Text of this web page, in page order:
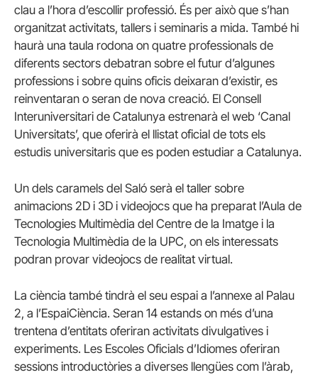
clau a l’hora d’escollir professió. És per això que s’han
organitzat activitats, tallers i seminaris a mida. També hi
haurà una taula rodona on quatre professionals de
diferents sectors debatran sobre el futur d’algunes
professions i sobre quins oficis deixaran d’existir, es
reinventaran o seran de nova creació. El Consell
Interuniversitari de Catalunya estrenarà el web ‘Canal
Universitats’, que oferirà el llistat oficial de tots els
estudis universitaris que es poden estudiar a Catalunya.
Un dels caramels del Saló serà el taller sobre
animacions 2D i 3D i videojocs que ha preparat l’Aula de
Tecnologies Multimèdia del Centre de la Imatge i la
Tecnologia Multimèdia de la UPC, on els interessats
podran provar videojocs de realitat virtual.
La ciència també tindrà el seu espai a l’annexe al Palau
2, a l’EspaiCiència. Seran 14 estands on més d’una
trentena d’entitats oferiran activitats divulgatives i
experiments. Les Escoles Oficials d’Idiomes oferiran
sessions introductòries a diverses llengües com l’àrab,